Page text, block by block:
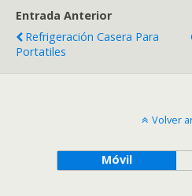
Entrada Anterior
Refrigeración Casera Para
Portatiles
Volver
Móvil